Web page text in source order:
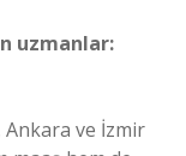
uzmanlar:
ve İzmir